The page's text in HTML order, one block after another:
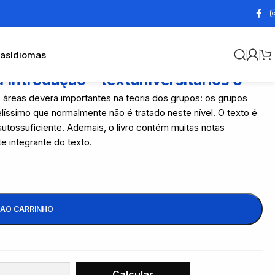
Idiomas
Introdução – textuniversitários 6
devera importantes na teoria dos grupos: os grupos
que normalmente não é tratado neste nível. O texto é
Ademais, o livro contém muitas notas
integrante do texto.
CARRINHO